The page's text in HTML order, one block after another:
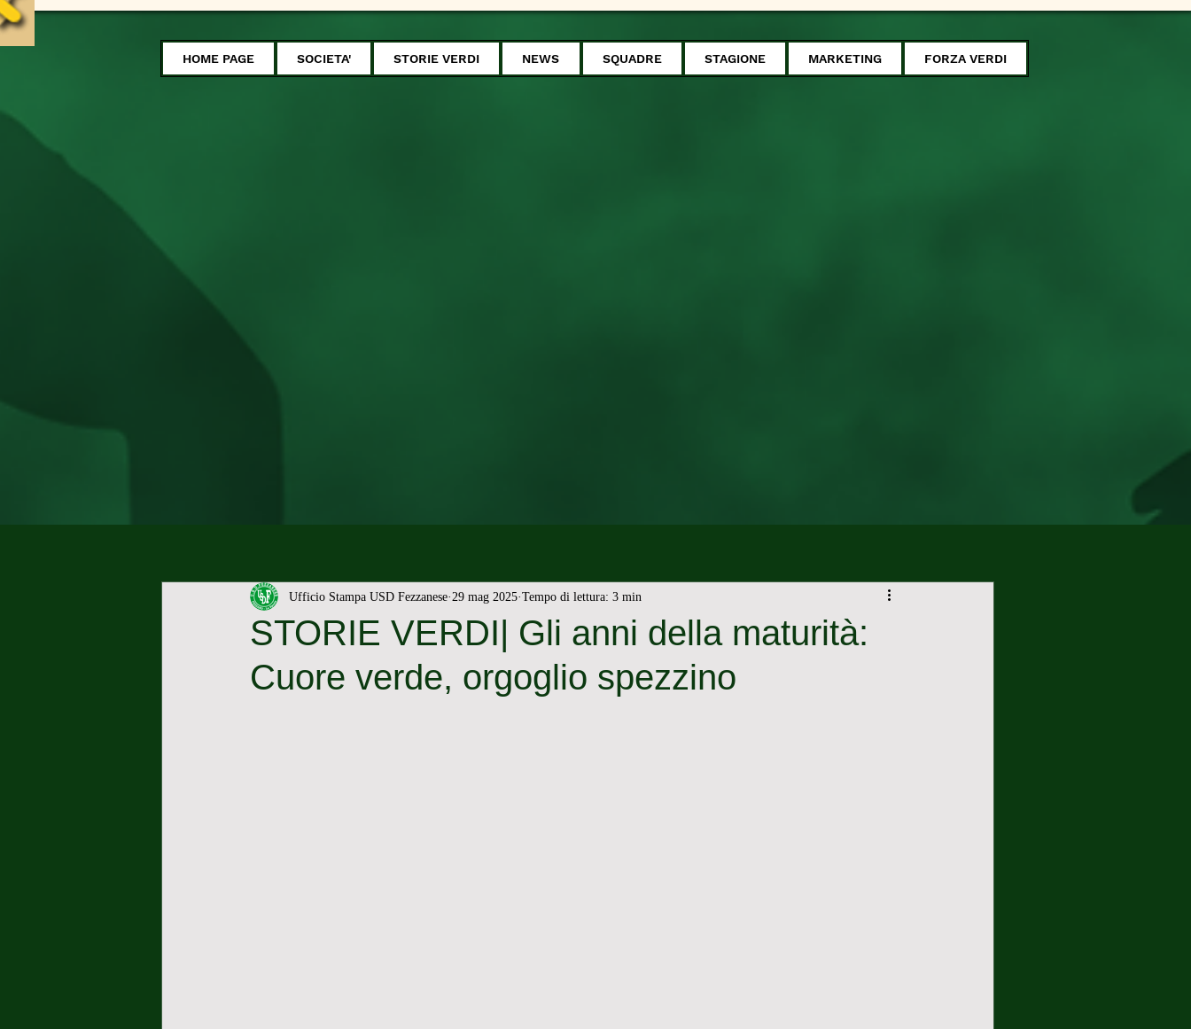
HOME PAGE SOCIETA' STORIE VERDI NEWS SQUADRE STAGIONE MARKETING FORZA VERDI
STORIE VERDI| Gli anni della maturità:
Cuore verde, orgoglio spezzino
Ufficio Stampa USD Fezzanese 29 mag 2025 Tempo di lettura: 3 min